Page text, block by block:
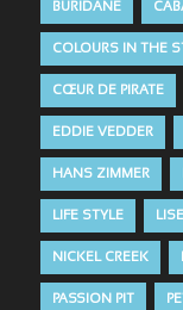
BURIDANE
COLOURS IN THE
CŒUR DE PIRATE
EDDIE VEDDER
HANS ZIMMER
LIFE STYLE LISE
NICKEL CREEK
PASSION PIT